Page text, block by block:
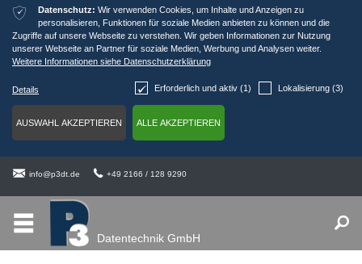
ќ Datenschutz: Wir verwenden Cookies, um Inhalte und Anzeigen zu
personalisieren, Funktionen für soziale Medien anbieten zu können und die
Zugriffe auf unsere Webseite zu verstehen. Wir geben Informationen zur Nutzung
unserer Webseite an Partner für soziale Medien, Werbung und Analysen weiter.
Weitere Informationen siehe Datenschutzerklärung
Details Erforderlich und aktiv (1) Lokalisierung (3)
Ś info@p3dt.de Ÿ +49 2166 / 128 9290
Datentechnik GmbH
ř